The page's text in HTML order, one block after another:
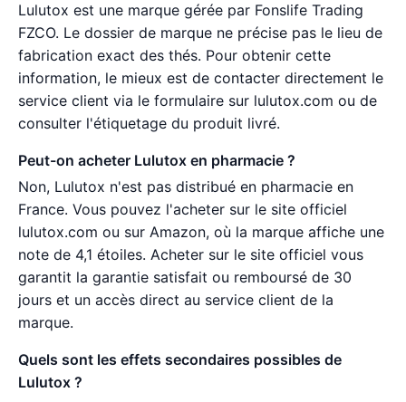
Lulutox est une marque gérée par Fonslife Trading
FZCO. Le dossier de marque ne précise pas le lieu de
fabrication exact des thés. Pour obtenir cette
information, le mieux est de contacter directement le
service client via le formulaire sur lulutox.com ou de
consulter l'étiquetage du produit livré.
Peut-on acheter Lulutox en pharmacie ?
Non, Lulutox n'est pas distribué en pharmacie en
France. Vous pouvez l'acheter sur le site officiel
lulutox.com ou sur Amazon, où la marque affiche une
note de 4,1 étoiles. Acheter sur le site officiel vous
garantit la garantie satisfait ou remboursé de 30
jours et un accès direct au service client de la
marque.
Quels sont les effets secondaires possibles de
Lulutox ?